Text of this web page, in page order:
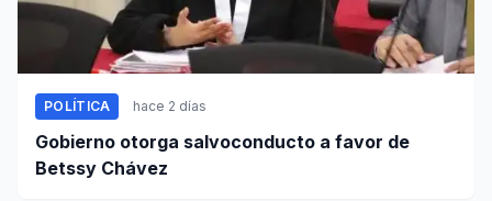
POLÍTICA hace 2 días
Gobierno otorga salvoconducto a favor de
Betssy Chávez